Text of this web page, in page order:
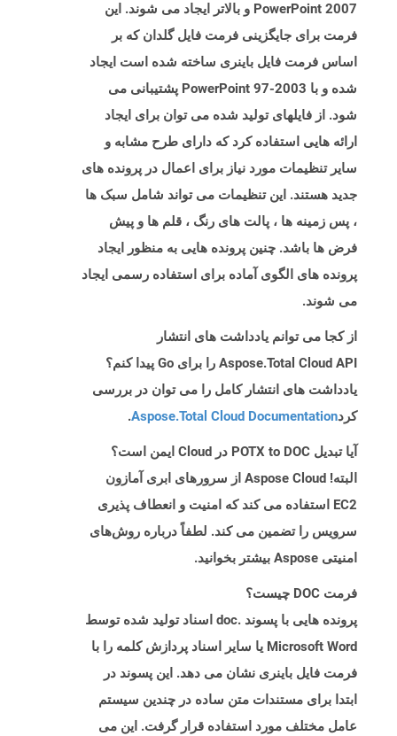
PowerPoint 2007 و بالاتر ایجاد می شوند. این
فرمت برای جایگزینی فرمت فایل گلدان که بر
اساس فرمت فایل باینری ساخته شده است ایجاد
شده و با PowerPoint 97-2003 پشتیبانی می
شود. از فایلهای تولید شده می توان برای ایجاد
ارائه هایی استفاده کرد که دارای طرح مشابه و
سایر تنظیمات مورد نیاز برای اعمال در پرونده های
جدید هستند. این تنظیمات می تواند شامل سبک ها
، پس زمینه ها ، پالت های رنگ ، قلم ها و پیش
فرض ها باشد. چنین پرونده هایی به منظور ایجاد
پرونده های الگوی آماده برای استفاده رسمی ایجاد
می شوند.
از کجا می توانم یادداشت های انتشار
Aspose.Total Cloud API را برای Go پیدا کنم؟
یادداشت های انتشار کامل را می توان در بررسی
کردAspose.Total Cloud Documentation
.
آیا تبدیل POTX to DOC در Cloud ایمن است؟
البته! Aspose Cloud از سرورهای ابری آمازون
EC2 استفاده می کند که امنیت و انعطاف پذیری
سرویس را تضمین می کند. لطفاً درباره روش‌های
امنیتی Aspose بیشتر بخوانید.
فرمت DOC چیست؟
پرونده هایی با پسوند .doc اسناد تولید شده توسط
Microsoft Word یا سایر اسناد پردازش کلمه را با
فرمت فایل باینری نشان می دهد. این پسوند در
ابتدا برای مستندات متن ساده در چندین سیستم
عامل مختلف مورد استفاده قرار گرفت. این می